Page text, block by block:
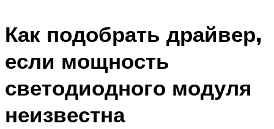
Как подобрать драйвер,
если мощность
светодиодного модуля
неизвестна